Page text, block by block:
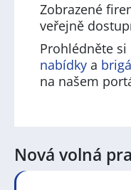
Zobrazené
veřejně
Prohlédněte
nabídky a
na našem
Nová volná